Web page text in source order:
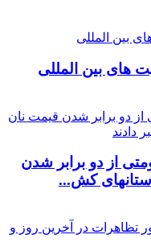
های بین المللی
از دو برابر شدن
کش...